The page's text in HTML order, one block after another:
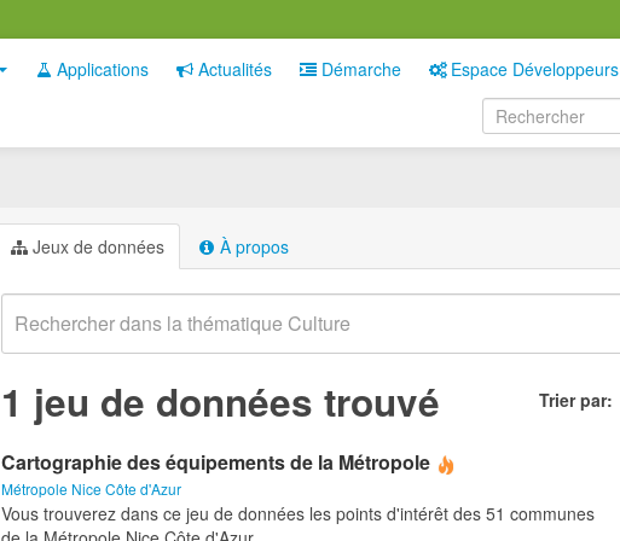
Applications Actualités Démarche Espace Développeurs
Jeux de données À propos
Trier par
1 jeu de données trouvé
Cartographie des équipements de la Métropole
Métropole Nice Côte d'Azur
Vous trouverez dans ce jeu de données les points d'intérêt des 51 communes